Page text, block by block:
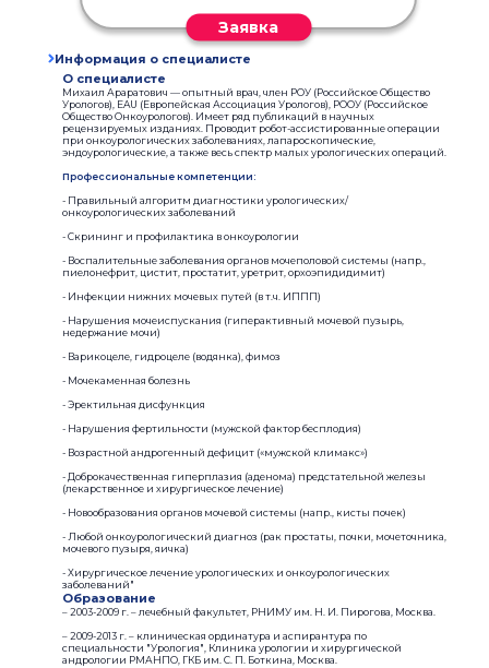
Заявка
Информация о специалисте
О специалисте
Михаил Араратович — опытный врач, член РОУ (Российское Общество
Урологов), EAU (Европейская Ассоциация Урологов), РООУ (Российское
Общество Онкоурологов). Имеет ряд публикаций в научных
рецензируемых изданиях. Проводит робот-ассистированные операции
при онкоурологических заболеваниях, лапароскопические,
эндоурологические, а также весь спектр малых урологических операций.
Профессиональные компетенции:
- Правильный алгоритм диагностики урологических/
онкоурологических заболеваний
- Скрининг и профилактика в онкоурологии
- Воспалительные заболевания органов мочеполовой системы (напр.,
пиелонефрит, цистит, простатит, уретрит, орхоэпидидимит)
- Инфекции нижних мочевых путей (в т.ч. ИППП)
- Нарушения мочеиспускания (гиперактивный мочевой пузырь,
недержание мочи)
- Варикоцеле, гидроцеле (водянка), фимоз
- Мочекаменная болезнь
- Эректильная дисфункция
- Нарушения фертильности (мужской фактор бесплодия)
- Возрастной андрогенный дефицит («мужской климакс»)
- Доброкачественная гиперплазия (аденома) предстательной железы
(лекарственное и хирургическое лечение)
- Новообразования органов мочевой системы (напр., кисты почек)
- Любой онкоурологический диагноз (рак простаты, почки, мочеточника,
мочевого пузыря, яичка)
- Хирургическое лечение урологических и онкоурологических
заболеваний"
Образование
– 2003-2009 г. – лечебный факультет, РНИМУ им. Н. И. Пирогова, Москва.
– 2009-2013 г. – клиническая ординатура и аспирантура по
специальности "Урология", Клиника урологии и хирургической
андрологии РМАНПО, ГКБ им. С. П. Боткина, Москва.